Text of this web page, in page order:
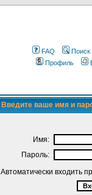
FAQ Поиск
Профиль
Введите ваше имя и
Имя:
Пароль:
Автоматически входить